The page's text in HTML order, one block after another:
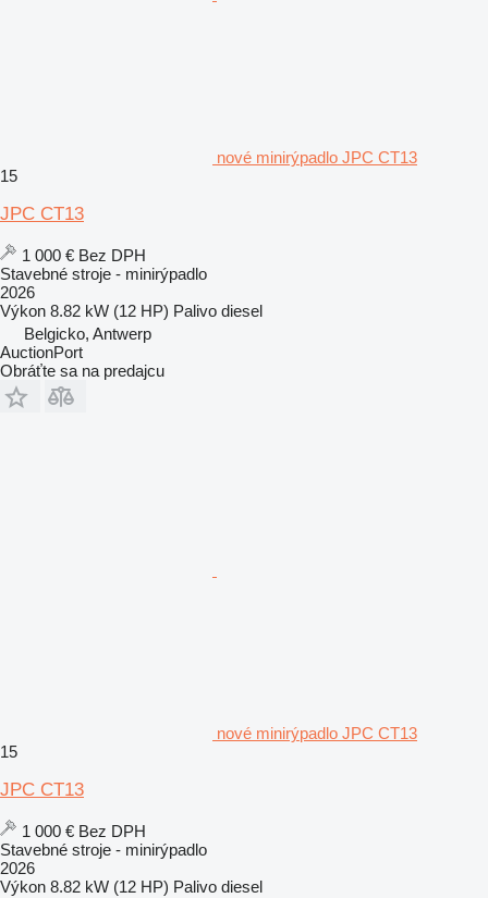
nové minirýpadlo JPC CT13
15
JPC CT13
1 000 € Bez DPH
Stavebné stroje - minirýpadlo
2026
Výkon 8.82 kW (12 HP) Palivo diesel
Belgicko, Antwerp
AuctionPort
Obráťte sa na predajcu
nové minirýpadlo JPC CT13
15
JPC CT13
1 000 € Bez DPH
Stavebné stroje - minirýpadlo
2026
Výkon 8.82 kW (12 HP) Palivo diesel